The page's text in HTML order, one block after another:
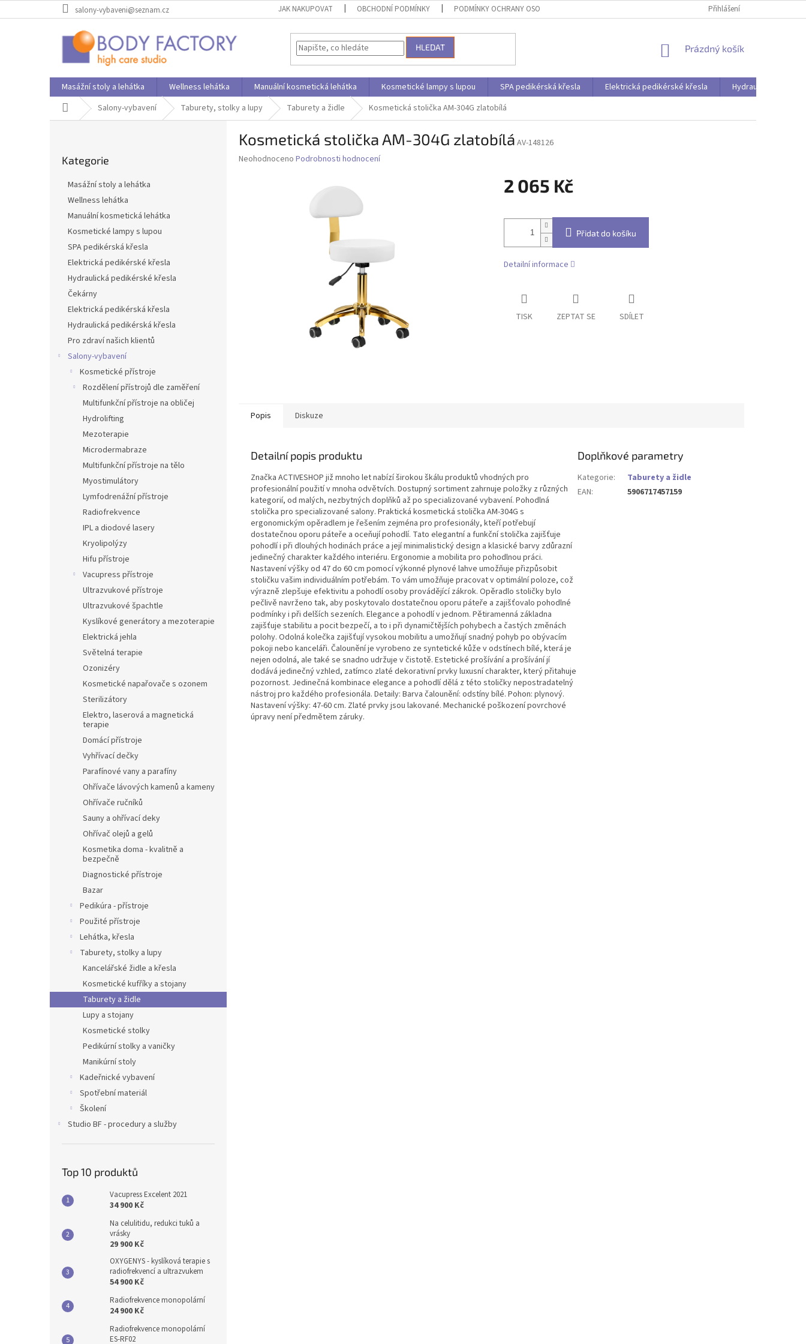
na
salony-vybaveni@seznam.cz JAK NAKUPOVAT OBCHODNÍ PODMÍNKY PODMÍNKY OCHRANY OSOBNÍCH ÚDAJŮ Přihlášení
HLEDAT
NÁKUPNÍ
Prázdný košík
Masážní stoly a lehátka Wellness lehátka Manuální kosmetická lehátka Kosmetické lampy s lupou SPA pedikérská křesla Elektrická pedikérské křesla
Hydraulická
Domů Salony-vybavení Taburety, stolky a lupy Taburety a židle Kosmetická stolička AM-304G zlatobílá
kategorie
Kategorie
Masážní stoly a lehátka
Wellness lehátka
Manuální kosmetická lehátka
Kosmetické lampy s lupou
SPA pedikérská křesla
Elektrická pedikérské křesla
Hydraulická pedikérské křesla
Čekárny
Elektrická pedikérská křesla
Hydraulická pedikérská křesla
Pro zdraví našich klientů
Salony-vybavení
Kosmetické přístroje
Rozdělení přístrojů dle zaměření
Multifunkční přístroje na obličej
Hydrolifting
Mezoterapie
Microdermabraze
Multifunkční přístroje na tělo
Myostimulátory
Lymfodrenážní přístroje
Radiofrekvence
IPL a diodové lasery
Kryolipolýzy
Hifu přístroje
Vacupress přístroje
Ultrazvukové přístroje
Ultrazvukové špachtle
Kyslíkové generátory a mezoterapie
Elektrická jehla
Světelná terapie
Ozonizéry
Kosmetické napařovače s ozonem
Sterilizátory
Elektro, laserová a magnetická
terapie
Domácí přístroje
Vyhřívací dečky
Parafínové vany a parafíny
Ohřívače lávových kamenů a kameny
Ohřívače ručníků
Sauny a ohřívací deky
Ohřívač olejů a gelů
Kosmetika doma - kvalitně a
bezpečně
Diagnostické přístroje
Bazar
Pedikúra - přístroje
Použité přístroje
Lehátka, křesla
Taburety, stolky a lupy
Kancelářské židle a křesla
Kosmetické kufříky a stojany
Taburety a židle
Lupy a stojany
Kosmetické stolky
Pedikúrní stolky a vaničky
Manikúrní stoly
Kadeřnické vybavení
Spotřební materiál
Školení
Studio BF - procedury a služby
Top 10 produktů
Vacupress Excelent 2021
34 900 Kč
Na celulitidu, redukci tuků a
vrásky
29 900 Kč
OXYGENYS - kyslíková terapie s
radiofrekvencí a ultrazvukem
54 900 Kč
Radiofrekvence monopolární
24 900 Kč
Radiofrekvence monopolární
ES-RF02
Kosmetická stolička AM-304G zlatobílá AV-148126
Průměrné
Neohodnoceno Podrobnosti hodnocení
2 065 Kč
cena:
Přidat do košíku
Detailní informace
TISK ZEPTAT SE SDÍLET
Popis Diskuze
Detailní popis produktu
Značka ACTIVESHOP již mnoho let nabízí širokou škálu produktů vhodných pro
profesionální použití v mnoha odvětvích. Dostupný sortiment zahrnuje položky z různých
kategorií, od malých, nezbytných doplňků až po specializované vybavení. Pohodlná
stolička pro specializované salony. Praktická kosmetická stolička AM-304G s
ergonomickým opěradlem je řešením zejména pro profesionály, kteří potřebují
dostatečnou oporu páteře a oceňují pohodlí. Tato elegantní a funkční stolička zajišťuje
pohodlí i při dlouhých hodinách práce a její minimalistický design a klasické barvy zdůrazní
jedinečný charakter každého interiéru. Ergonomie a mobilita pro pohodlnou práci.
Nastavení výšky od 47 do 60 cm pomocí výkonné plynové lahve umožňuje přizpůsobit
stoličku vašim individuálním potřebám. To vám umožňuje pracovat v optimální poloze, což
výrazně zlepšuje efektivitu a pohodlí osoby provádějící zákrok. Opěradlo stoličky bylo
pečlivě navrženo tak, aby poskytovalo dostatečnou oporu páteře a zajišťovalo pohodlné
podmínky i při delších sezeních. Elegance a pohodlí v jednom. Pětiramenná základna
zajišťuje stabilitu a pocit bezpečí, a to i při dynamičtějších pohybech a častých změnách
polohy. Odolná kolečka zajišťují vysokou mobilitu a umožňují snadný pohyb po obývacím
pokoji nebo kanceláři. Čalounění je vyrobeno ze syntetické kůže v odstínech bílé, která je
nejen odolná, ale také se snadno udržuje v čistotě. Estetické prošívání a prošívání jí
dodává jedinečný vzhled, zatímco zlaté dekorativní prvky luxusní charakter, který přitahuje
pozornost. Jedinečná kombinace elegance a pohodlí dělá z této stoličky nepostradatelný
nástroj pro každého profesionála. Detaily: Barva čalounění: odstíny bílé. Pohon: plynový.
Nastavení výšky: 47-60 cm. Zlaté prvky jsou lakované. Mechanické poškození povrchové
úpravy není předmětem záruky.
Doplňkové parametry
Kategorie:
Taburety a židle
EAN: 5906717457159